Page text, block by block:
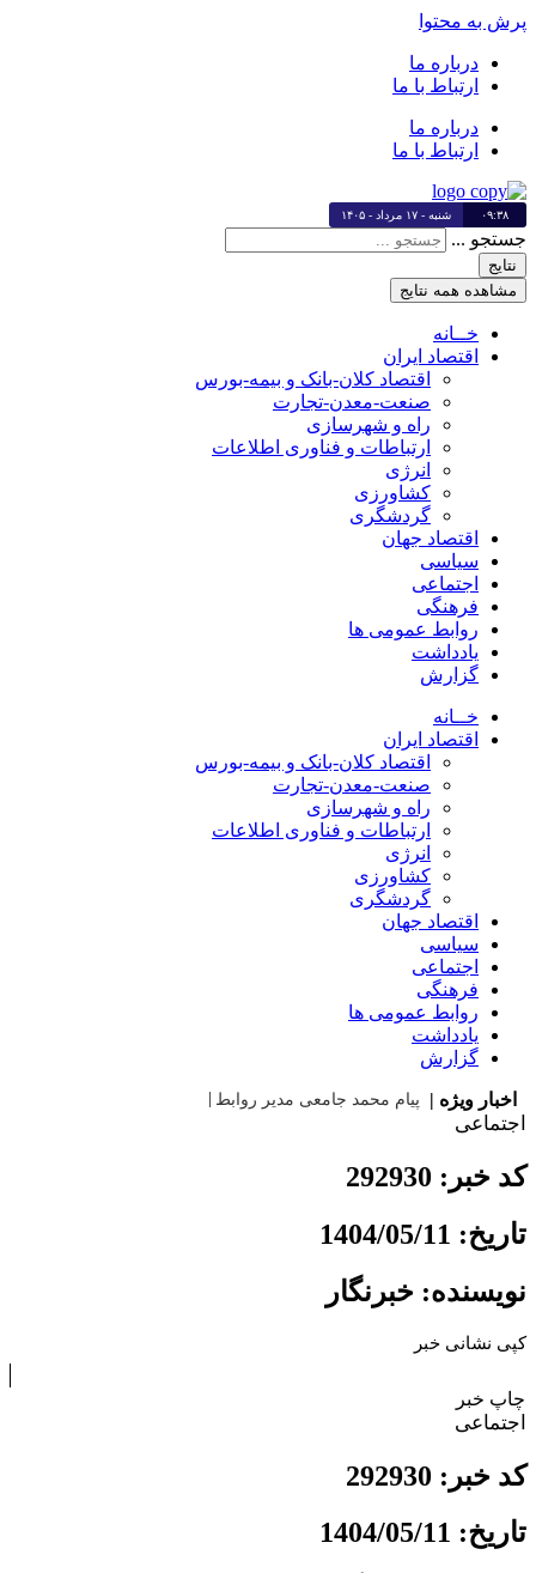
پرش به محتوا
درباره ما
ارتباط با ما
درباره ما
ارتباط با ما
۰۹:۳۸ شنبه - ۱۷ مرداد - ۱۴۰۵
جستجو ...
نتایج
مشاهده همه نتایج
خــانه
اقتصاد ایران
اقتصاد کلان-بانک و بیمه-بورس
صنعت-معدن-تجارت
راه و شهرسازی
ارتباطات و فناوری اطلاعات
انرژی
کشاورزی
گردشگری
اقتصاد جهان
سیاسی
اجتماعی
فرهنگی
روابط عمومی ها
یادداشت
گزارش
خــانه
اقتصاد ایران
اقتصاد کلان-بانک و بیمه-بورس
صنعت-معدن-تجارت
راه و شهرسازی
ارتباطات و فناوری اطلاعات
انرژی
کشاورزی
گردشگری
اقتصاد جهان
سیاسی
اجتماعی
فرهنگی
روابط عمومی ها
یادداشت
گزارش
اخبار ویژه | پیام محمد جامعی مدیر روابط عمومی شرکت
اجتماعی
کد خبر: 292930
تاریخ: 1404/05/11
نویسنده: خبرنگار
کپی نشانی خبر
چاپ خبر
اجتماعی
کد خبر: 292930
تاریخ: 1404/05/11